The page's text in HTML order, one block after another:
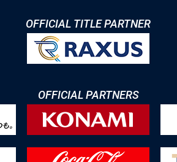
OFFICIAL TITLE PARTNER
OFFICIAL PARTNERS